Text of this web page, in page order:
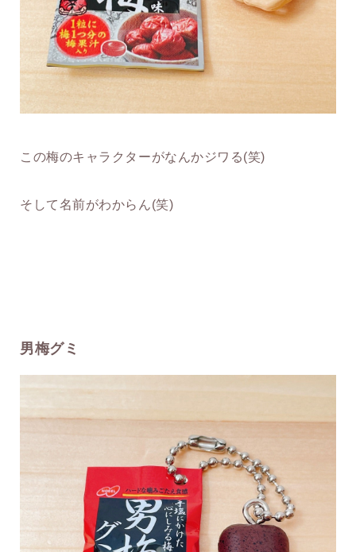
この梅のキャラクターがなんかジワる(笑)
そして名前がわからん(笑)
男梅グミ